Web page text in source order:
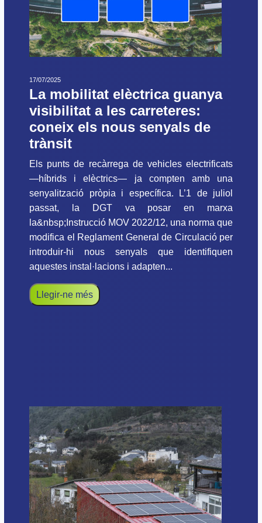
17/07/2025
La mobilitat elèctrica guanya
visibilitat a les carreteres:
coneix els nous senyals de
trànsit
Els punts de recàrrega de vehicles electrificats
—híbrids i elèctrics— ja compten amb una
senyalització pròpia i específica. L’1 de juliol
passat, la DGT va posar en marxa
la&nbsp;Instrucció MOV 2022/12, una norma que
modifica el Reglament General de Circulació per
introduir-hi nous senyals que identifiquen
aquestes instal·lacions i adapten...
Llegir-ne més